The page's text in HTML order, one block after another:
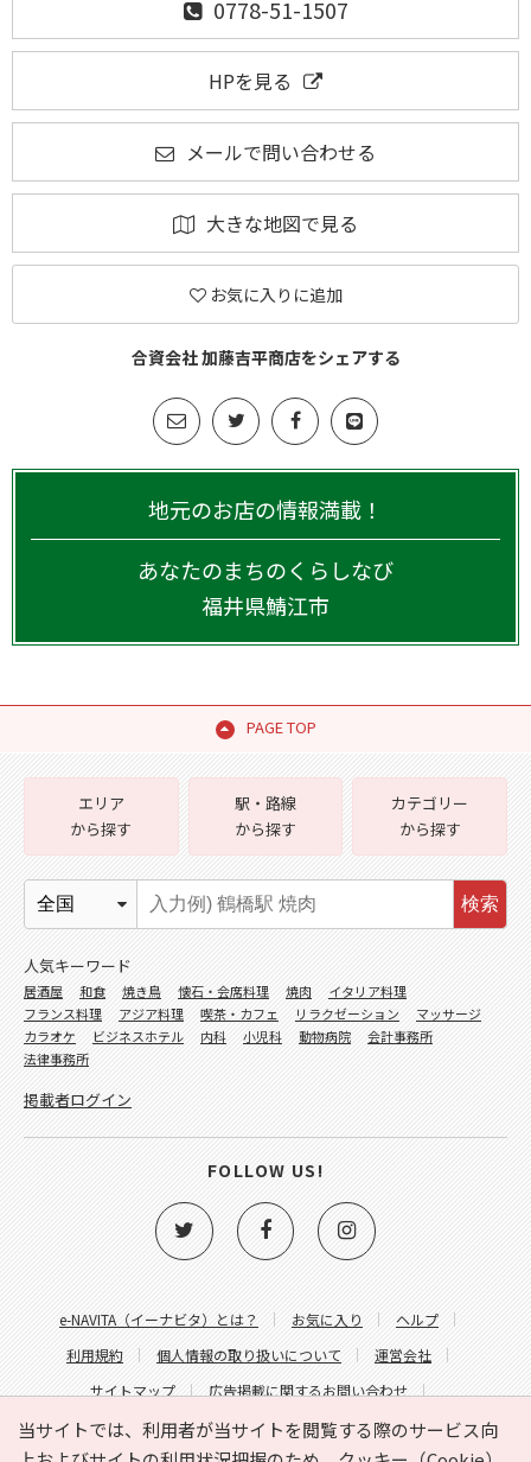
0778-51-1507
HPを見る
メールで問い合わせる
大きな地図で見る
お気に入りに追加
合資会社 加藤吉平商店をシェアする
地元のお店の情報満載！
あなたのまちのくらしなび
福井県鯖江市
PAGE TOP
当サイトでは、利用者が当サイトを閲覧する際のサービス向
e-NAVITA（イーナビタ）とは？ お気に入り
ヘルプ
利用規約
個人情報の取り扱いについて
運営会社
サイトマップ
広告掲載に関するお問い合わせ
サイトの内容に関するお問い合わせ
エリア
から探す
駅・路線
から探す
カテゴリー
から探す
検索
人気キーワード
居酒屋 和食 焼き鳥 懐石・会席料理 焼肉
イタリア料理
フランス料理
アジア料理 喫茶・カフェ リラクゼーション
マッサージ
カラオケ
ビジネスホテル 内科 小児科 動物病院
会計事務所
法律事務所
掲載者ログイン
FOLLOW US!